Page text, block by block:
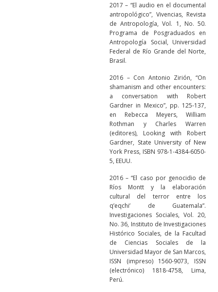
2017 – “El audio en el documental
antropológico”, Vivencias, Revista
de Antropología, Vol. 1, No. 50.
Programa de Posgraduados en
Antropología Social, Universidad
Federal de Río Grande del Norte,
Brasil.
2016 – Con Antonio Zirión, “On
shamanism and other encounters:
a conversation with Robert
Gardner in Mexico”, pp. 125-137,
en Rebecca Meyers, William
Rothman y Charles Warren
(editores), Looking with Robert
Gardner, State University of New
York Press, ISBN 978-1-4384-6050-
5, EEUU.
2016 – “El caso por genocidio de
Ríos Montt y la elaboración
cultural del terror entre los
q’eqchi’ de Guatemala”.
Investigaciones Sociales, Vol. 20,
No. 36, Instituto de Investigaciones
Histórico Sociales, de la Facultad
de Ciencias Sociales de la
Universidad Mayor de San Marcos,
ISSN (impreso) 1560-9073, ISSN
(electrónico) 1818-4758, Lima,
Perú.